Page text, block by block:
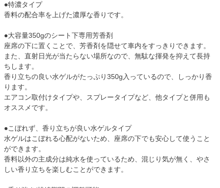
●特濃タイプ
香料の配合率を上げた濃厚な香りです。
●大容量350gのシート下専用芳香剤
座席の下に置くことで、芳香剤を隠せて車内をすっきりできます。
また、直射日光が当たらない場所なので、無駄な揮発を抑えて長持
ちします。
香り立ちの良い水ゲルがたっぷり350g入っているので、しっかり香
ります。
エアコン取付けタイプや、スプレータイプなど、他タイプと併用も
オススメです。
●こぼれず、香り立ちが良い水ゲルタイプ
水ゲルはこぼれる心配がないため、座席の下でも安心して使うこと
ができます。
香料以外の主成分は純水を使っているため、混じり気が無く、やさ
しい香り立ちを楽しむことができます。